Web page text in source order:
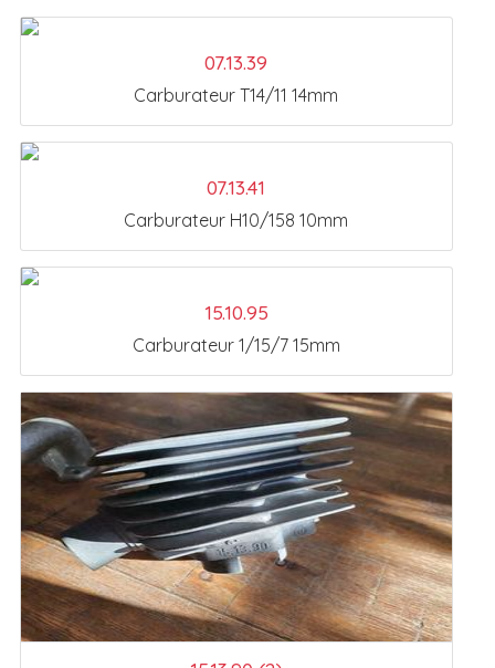
07.13.39
Carburateur T14/11 14mm
07.13.41
Carburateur H10/158 10mm
15.10.95
Carburateur 1/15/7 15mm